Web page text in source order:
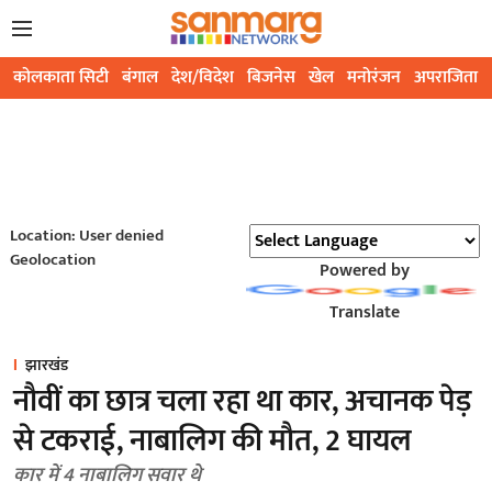
कोलकाता सिटी बंगाल देश/विदेश बिजनेस खेल मनोरंजन अपराजिता
Location: User denied
Geolocation
Powered by
Translate
झारखंड
नौवीं का छात्र चला रहा था कार, अचानक पेड़
से टकराई, नाबालिग की मौत, 2 घायल
कार में 4 नाबालिग सवार थे